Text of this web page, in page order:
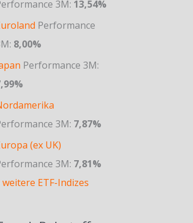
3M: 13,54%
Performance
8,00%
Performance 3M:
3M: 7,87%
(ex UK)
3M: 7,81%
weitere ETF-Indizes